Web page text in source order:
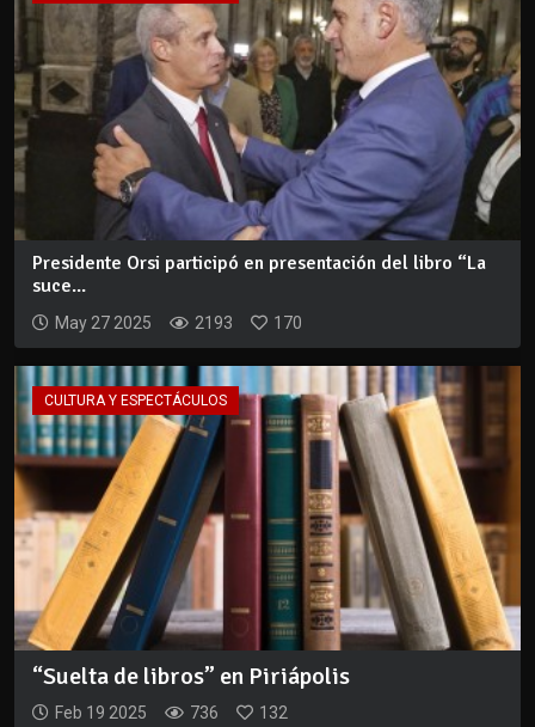
Presidente Orsi participó en presentación del libro “La
suce...
May 27 2025 2193 170
CULTURA Y ESPECTÁCULOS
“Suelta de libros” en Piriápolis
Feb 19 2025 736 132